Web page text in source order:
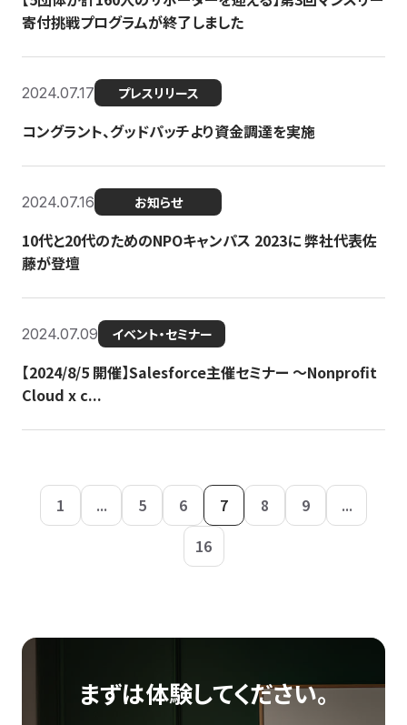
寄付挑戦プログラムが終了しました
2024.07.17 プレスリリース
コングラント、グッドパッチより資金調達を実施
2024.07.16 お知らせ
10代と20代のためのNPOキャンパス 2023に 弊社代表佐
藤が登壇
2024.07.09 イベント・セミナー
【2024/8/5 開催】Salesforce主催セミナー 〜Nonprofit
Cloud x c...
1 ... 5 6 7 8 9
...
16
まずは体験してください。